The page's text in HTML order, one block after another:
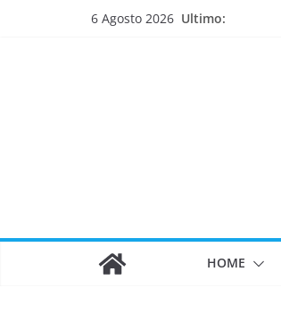
6 Agosto 2026 Ultimo:
HOME